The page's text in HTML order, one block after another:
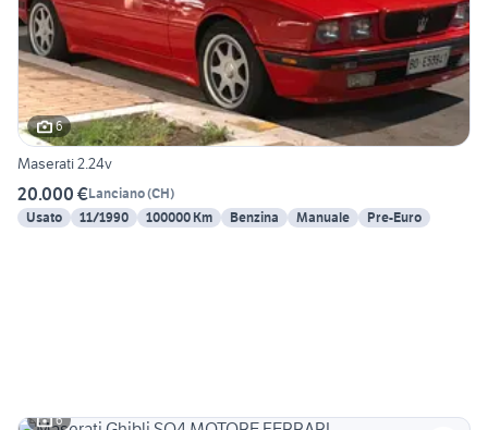
6
Maserati 2.24v
20.000 €Lanciano(CH)
Usato
11/1990 100000 Km Benzina Manuale Pre-Euro
6